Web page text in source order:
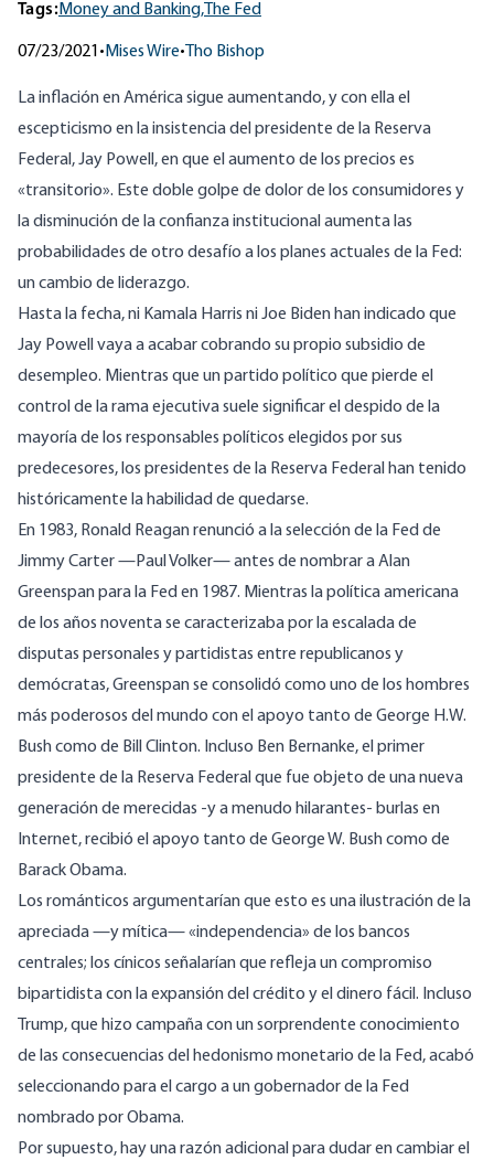
Tags:Money and Banking, The Fed
07/23/2021 • Mises Wire• Tho Bishop
La inflación en América sigue aumentando, y con ella el
escepticismo en la insistencia del presidente de la Reserva
Federal, Jay Powell, en que el aumento de los precios es
«transitorio». Este doble golpe de dolor de los consumidores y
la disminución de la confianza institucional aumenta las
probabilidades de otro desafío a los planes actuales de la Fed:
un cambio de liderazgo.
Hasta la fecha, ni Kamala Harris ni Joe Biden han indicado que
Jay Powell vaya a acabar cobrando su propio subsidio de
desempleo. Mientras que un partido político que pierde el
control de la rama ejecutiva suele significar el despido de la
mayoría de los responsables políticos elegidos por sus
predecesores, los presidentes de la Reserva Federal han tenido
históricamente la habilidad de quedarse.
En 1983, Ronald Reagan renunció a la selección de la Fed de
Jimmy Carter —Paul Volker— antes de nombrar a Alan
Greenspan para la Fed en 1987. Mientras la política americana
de los años noventa se caracterizaba por la escalada de
disputas personales y partidistas entre republicanos y
demócratas, Greenspan se consolidó como uno de los hombres
más poderosos del mundo con el apoyo tanto de George H.W.
Bush como de Bill Clinton. Incluso Ben Bernanke, el primer
presidente de la Reserva Federal que fue objeto de una nueva
generación de merecidas -y a menudo hilarantes- burlas en
Internet, recibió el apoyo tanto de George W. Bush como de
Barack Obama.
Los románticos argumentarían que esto es una ilustración de la
apreciada —ymítica— «independencia» de los bancos
centrales; los cínicos señalarían que refleja un compromiso
bipartidista con la expansión del crédito y el dinero fácil. Incluso
Trump,que hizo campaña con un sorprendente conocimiento
de las consecuencias del hedonismo monetario de la Fed, acabó
seleccionando para el cargo a un gobernador de la Fed
nombrado por Obama.
Por supuesto, hay una razón adicional para dudar en cambiar el